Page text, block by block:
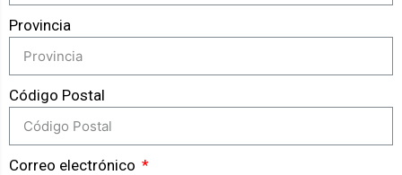
Provincia
Código Postal
Correo electrónico